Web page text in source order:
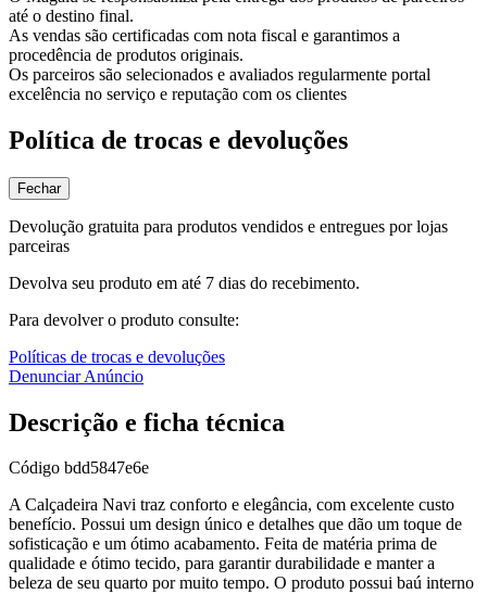
até o destino final.
As vendas são certificadas com nota fiscal e garantimos a
procedência de produtos originais.
Os parceiros são selecionados e avaliados regularmente portal
excelência no serviço e reputação com os clientes
Política de trocas e devoluções
Fechar
Devolução gratuita para produtos vendidos e entregues por lojas
parceiras
Devolva seu produto em até 7 dias do recebimento.
Para devolver o produto consulte:
Políticas de trocas e devoluções
Denunciar Anúncio
Descrição e ficha técnica
Código bdd5847e6e
A Calçadeira Navi traz conforto e elegância, com excelente custo
benefício. Possui um design único e detalhes que dão um toque de
sofisticação e um ótimo acabamento. Feita de matéria prima de
qualidade e ótimo tecido, para garantir durabilidade e manter a
beleza de seu quarto por muito tempo. O produto possui baú interno